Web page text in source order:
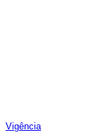
Vigência